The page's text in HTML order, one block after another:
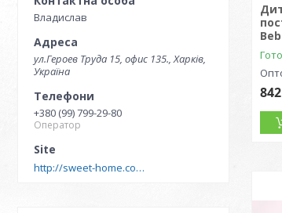
Владислав
ул.Героев Труда 15, офис 135., Харків,
Україна
+380 (99) 799-29-80
Оператор
http://sweet-home.company